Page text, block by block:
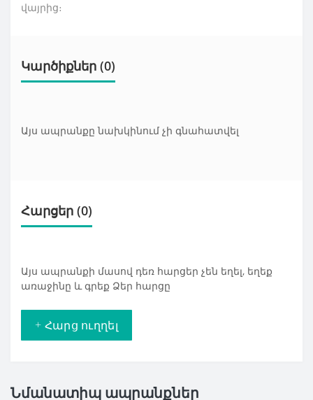
վայրից։
Կարծիքներ (0)
Այս ապրանքը նախկինում չի գնահատվել
Հարցեր (0)
Այս ապրանքի մասով դեռ հարցեր չեն եղել, եղեք
առաջինը և գրեք Ձեր հարցը
+ Հարց ուղղել
Նմանատիպ ապրանքներ